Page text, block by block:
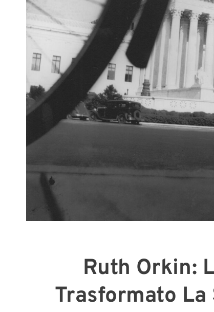
Ruth Orkin:
Trasformato